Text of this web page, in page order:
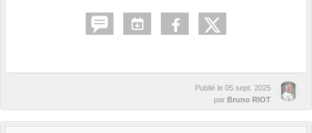
Publié le 05 sept. 2025
par Bruno RIOT